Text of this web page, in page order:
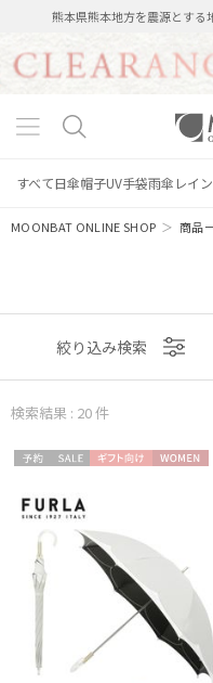
熊本県熊本地方を震源とする
すべて日傘帽子UV手袋雨傘 レイ
MOONBAT ONLINE SHOP ＞商品
表示
おすすめ
価格の高い
順
価格の低い
絞り込み検索
検索結果 : 20件
ル